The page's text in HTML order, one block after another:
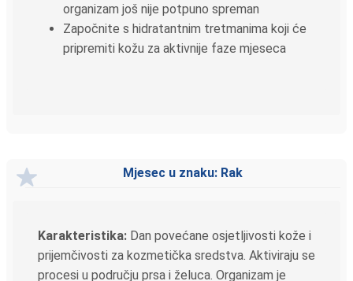
organizam još nije potpuno spreman
Započnite s hidratantnim tretmanima koji će
pripremiti kožu za aktivnije faze mjeseca
Mjesec u znaku: Rak
Karakteristika: Dan povećane osjetljivosti kože i
prijemčivosti za kozmetička sredstva. Aktiviraju se
procesi u području prsa i želuca. Organizam je